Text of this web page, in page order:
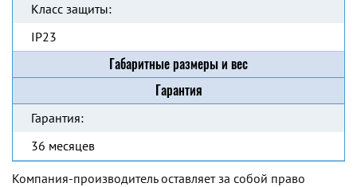
Класс защиты:
IP23
Габаритные размеры и вес
Гарантия
Гарантия:
36 месяцев
Компания-производитель оставляет за собой право